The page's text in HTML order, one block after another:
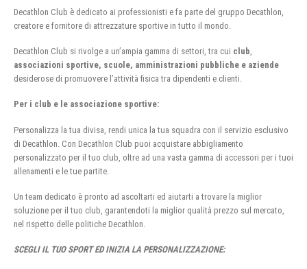
Decathlon Club è dedicato ai professionisti e fa parte del gruppo Decathlon,
creatore e fornitore di attrezzature sportive in tutto il mondo.
Decathlon Club si rivolge a un’ampia gamma di settori, tra cui club
associazioni sportive, scuole, amministrazioni pubbliche e aziende
desiderose di promuovere l’attività fisica tra dipendenti e clienti.
Per i club e le associazione sportive:
Personalizza la tua divisa, rendi unica la tua squadra con il servizio esclusivo
di Decathlon. Con Decathlon Club puoi acquistare abbigliamento
personalizzato per il tuo club, oltre ad una vasta gamma di accessori per i tuoi
allenamenti e le tue partite.
Un team dedicato è pronto ad ascoltarti ed aiutarti a trovare la miglior
soluzione per il tuo club, garantendoti la miglior qualità prezzo sul mercato,
nel rispetto delle politiche Decathlon.
SCEGLI IL TUO SPORT ED INIZIA LA PERSONALIZZAZIONE: